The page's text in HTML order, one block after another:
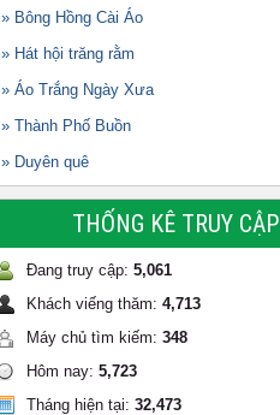
» Bông Hồng Cài Áo
» Hát hội trăng rằm
» Áo Trắng Ngày Xưa
» Thành Phố Buồn
» Duyên quê
THỐNG KÊ TRUY CẬP
Đang truy cập: 5,061
Khách viếng thăm: 4,713
Máy chủ tìm kiếm: 348
Hôm nay: 5,723
Tháng hiện tại: 32,473